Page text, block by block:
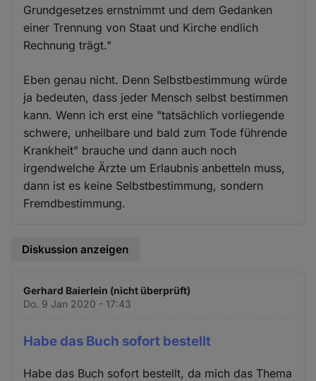
Grundgesetzes ernstnimmt und dem Gedanken
einer Trennung von Staat und Kirche endlich
Rechnung trägt."
Eben genau nicht. Denn Selbstbestimmung würde
ja bedeuten, dass jeder Mensch selbst bestimmen
kann. Wenn ich erst eine "tatsächlich vorliegende
schwere, unheilbare und bald zum Tode führende
Krankheit" brauche und dann auch noch
irgendwelche Ärzte um Erlaubnis anbetteln muss,
dann ist es keine Selbstbestimmung, sondern
Fremdbestimmung.
Diskussion anzeigen
Gerhard Baierlein (nicht überprüft)
Do. 9 Jan 2020 - 17:43
Habe das Buch sofort bestellt
Habe das Buch sofort bestellt, da mich das Thema